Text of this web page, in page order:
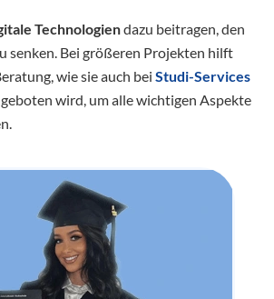
Technologiendazu beitragen, den
senken. Bei größeren Projekten hilft
wie sie auch bei Studi-Services
wird, um alle wichtigen Aspekte